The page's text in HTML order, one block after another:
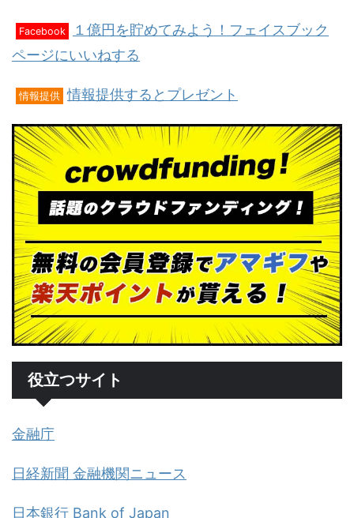
Facebook
１億円を貯めてみよう！フェイスブック
ページにいいねする
情報提供 情報提供するとプレゼント
役立つサイト
金融庁
日経新聞 金融機関ニュース
日本銀行 Bank of Japan